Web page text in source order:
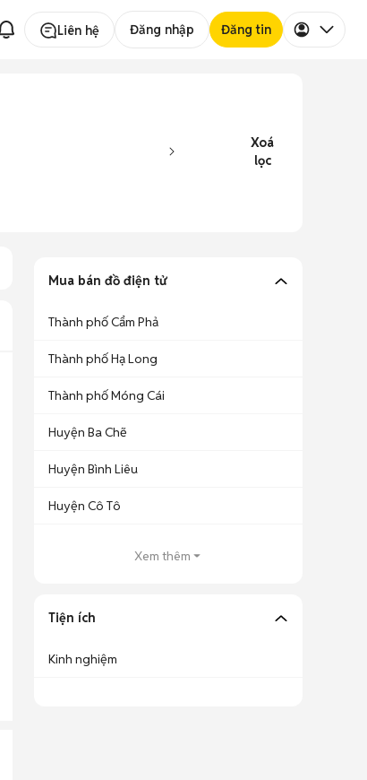
Liên hệ Đăng nhập Đăng tin
Xoá
lọc
Mua bán đồ điện tử
Thành phố Cẩm Phả
Thành phố Hạ Long
Thành phố Móng Cái
Huyện Ba Chẽ
Huyện Bình Liêu
Huyện Cô Tô
Xem thêm
Tiện ích
Kinh nghiệm